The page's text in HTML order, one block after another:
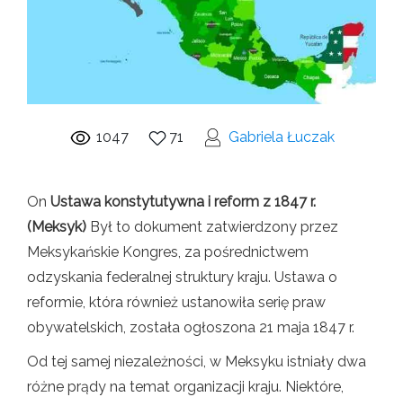
1047 71 Gabriela Łuczak
On Ustawa konstytutywna i reform z 1847 r.
(Meksyk) Był to dokument zatwierdzony przez
Meksykańskie Kongres, za pośrednictwem
odzyskania federalnej struktury kraju. Ustawa o
reformie, która również ustanowiła serię praw
obywatelskich, została ogłoszona 21 maja 1847 r.
Od tej samej niezależności, w Meksyku istniały dwa
różne prądy na temat organizacji kraju. Niektóre,